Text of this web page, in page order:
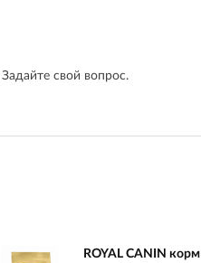
свой вопрос.
ROYAL CANIN корм